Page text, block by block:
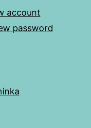
account
password